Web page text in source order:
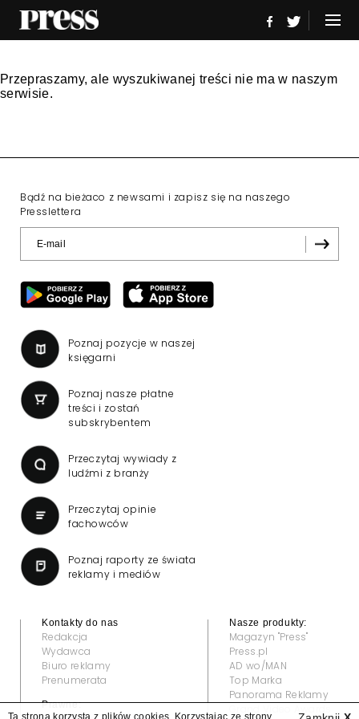
Przepraszamy, ale wyszukiwanej treści nie ma w naszym
serwisie.
Bądź na bieżaco z newsami i zapisz się na naszego
Presslettera
Poznaj pozycje w naszej
księgarni
Poznaj nasze płatne
treści i zostań
subskrybentem
Przeczytaj wywiady z
ludźmi z branży
Przeczytaj opinie
fachowców
Poznaj raporty ze świata
reklamy i mediów
Kontakty do nas
Redakcja
Wydawca
Biuro reklamy
Prenumerata
Prawne:
Nasze produkty:
Magazyn "Press"
Press.pl
AD wo/MAN
Top Marka
Panorama Reklamy
Ta strona korzysta z plików cookies. Korzystając ze strony